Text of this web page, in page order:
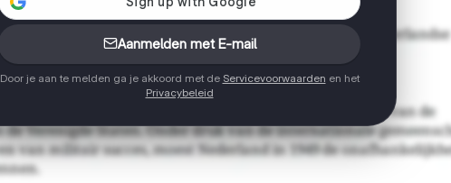
Aanmelden met E-mail
Door je aan te melden ga je akkoord met de Servicevoorwaarden en het
Privacybeleid